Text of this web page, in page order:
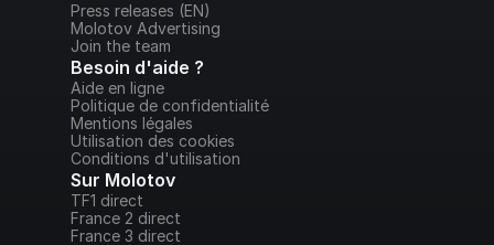
Press releases (EN)
Molotov Advertising
Join the team
Besoin d'aide ?
Aide en ligne
Politique de confidentialité
Mentions légales
Utilisation des cookies
Conditions d'utilisation
Sur Molotov
TF1 direct
France 2 direct
France 3 direct